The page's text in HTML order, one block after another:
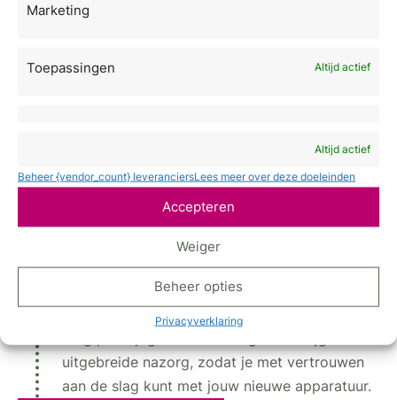
Marketing
Toepassingen Altijd actief
Altijd actief
Beheer {vendor_count} leveranciersLees meer over deze doeleinden
Accepteren
Weiger
Beheer opties
Privacyverklaring
Zo ga je aan de slag
Begeleiding bij aanschaf
Wij bieden transparantie over kosten,
financiering en levertijd, en begeleiden je stap
voor stap tijdens het aankoopproces.
Training & ondersteuning
uitgebreide nazorg, zodat je met vertrouwen
aan de slag kunt met jouw nieuwe apparatuur.